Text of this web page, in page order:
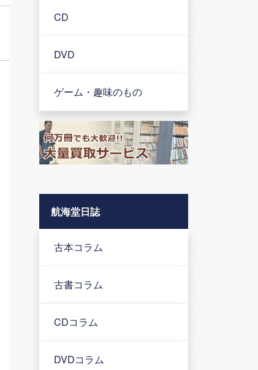
CD
DVD
ゲーム・趣味のもの
航海堂日誌
古本コラム
古書コラム
CDコラム
DVDコラム